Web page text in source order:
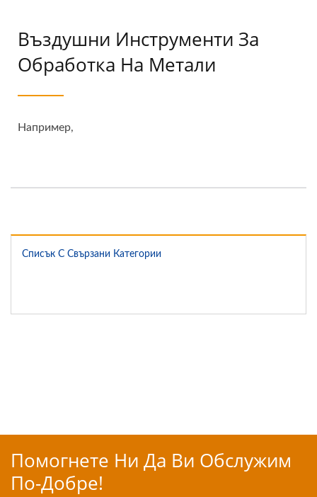
Въздушни Инструменти За
Обработка На Метали
Например,
Списък С Свързани Категории
Помогнете Ни Да Ви Обслужим
По-Добре!